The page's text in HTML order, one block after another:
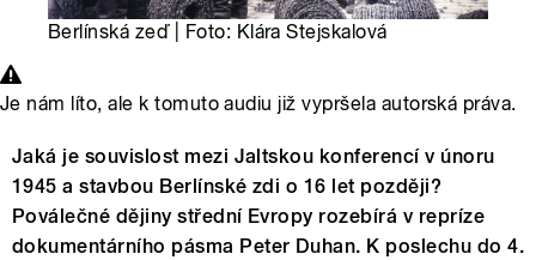
Berlínská zeď | Foto: Klára Stejskalová
Je nám líto, ale k tomuto audiu již vypršela autorská práva.
Jaká je souvislost mezi Jaltskou konferencí v únoru
1945 a stavbou Berlínské zdi o 16 let později?
Poválečné dějiny střední Evropy rozebírá v repríze
dokumentárního pásma Peter Duhan. K poslechu do 4.